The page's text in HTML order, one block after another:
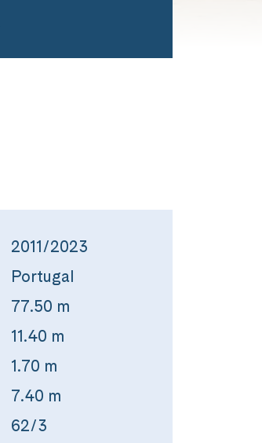
2011/2023
Portugal
77.50 m
11.40 m
1.70 m
7.40 m
62/3